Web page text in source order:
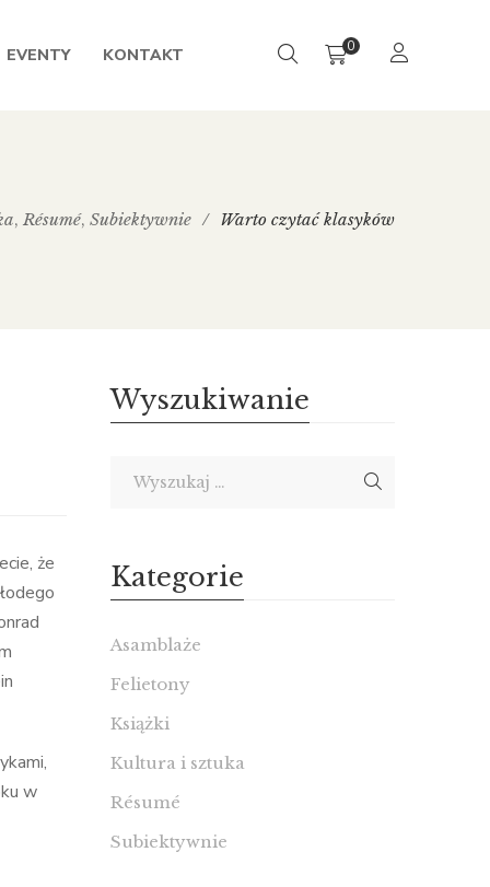
EVENTY KONTAKT 0
, Résumé, Subiektywnie / Warto czytać klasyków
że
w
Wyszukiwanie
Kategorie
Asamblaże
Felietony
Książki
Kultura i sztuka
Résumé
Subiektywnie